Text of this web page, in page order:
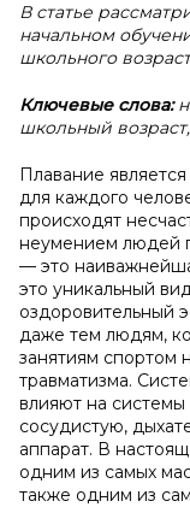
В статье
начальном
школьного
Ключевые слова:
школьный
Плавание
для каждого
происходят
неумением людей
— это
это уникальный
оздоровительный
даже тем людям,
занятиям спортом
травматизма.
влияют на
сосудистую,
аппарат. В
одним из самых
также одним из